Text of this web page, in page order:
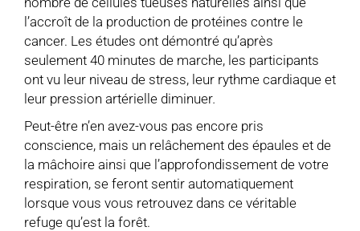
l’accroît de la production de protéines contre le
cancer. Les études ont démontré qu’après
seulement 40 minutes de marche, les participants
ont vu leur niveau de stress, leur rythme cardiaque et
leur pression artérielle diminuer.
Peut-être n’en avez-vous pas encore pris
conscience, mais un relâchement des épaules et de
la mâchoire ainsi que l’approfondissement de votre
respiration, se feront sentir automatiquement
lorsque vous vous retrouvez dans ce véritable
refuge qu’est la forêt.